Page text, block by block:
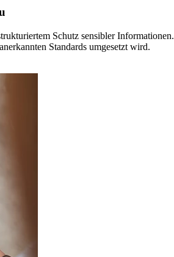
Schutz sensibler
Standards umgesetzt wird.